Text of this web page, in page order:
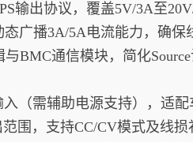
输出协议，覆盖5V/3A至
广播3A/5A电流能力，确保
BMC通信模块，简化Source
入（需辅助电源支持），适配
围，支持CC/CV模式及线损